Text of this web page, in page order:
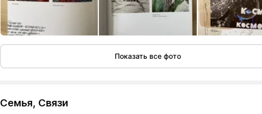
Показать все фото
Семья, Связи